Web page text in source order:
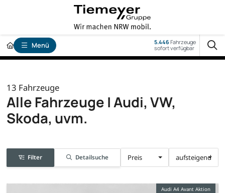
Menü 5.446Fahrzeuge
sofort verfügbar
13 Fahrzeuge
Alle Fahrzeuge | Audi, VW,
Skoda, uvm.
Filter Detailsuche Preis aufsteigend
Audi A4 Avant Aktion